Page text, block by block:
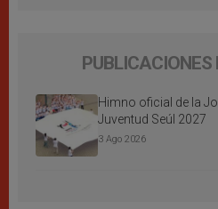
Himno oficial de la
Juventud Seúl 2027
3 Ago 2026